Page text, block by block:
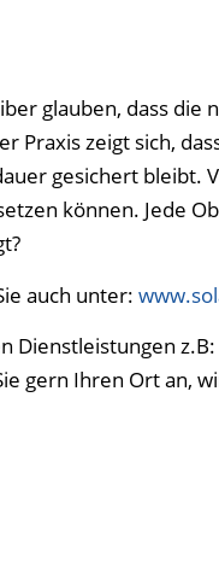
glauben, dass die
Praxis zeigt sich,
gesichert bleibt.
können. Jede
auch unter:
Dienstleistungen z.B:
gern Ihren Ort an,